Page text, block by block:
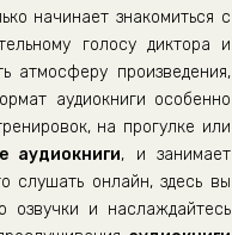
начинает знакомиться с
голосу диктора и
атмосферу произведения,
аудиокниги особенно
на прогулке или
аудиокниги, и занимает
слушать онлайн, здесь вы
озвучки и наслаждайтесь